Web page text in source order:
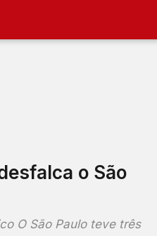
o São
O São Paulo teve três